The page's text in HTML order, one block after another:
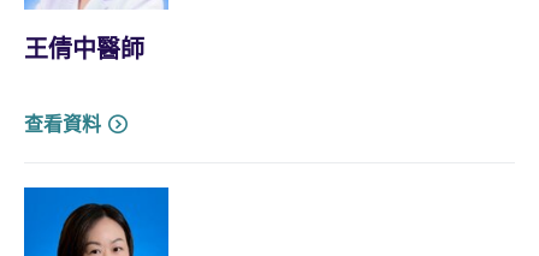
王倩中醫師
查看資料